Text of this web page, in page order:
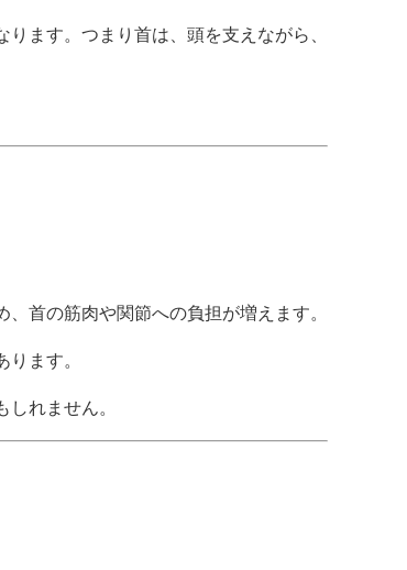
ます。つまり首は、頭を支えながら、
首の筋肉や関節への負担が増えます。
ます。
れません。